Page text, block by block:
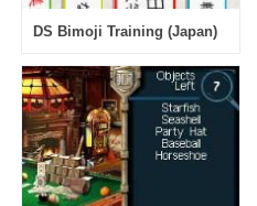
DS Bimoji Training (Japan)